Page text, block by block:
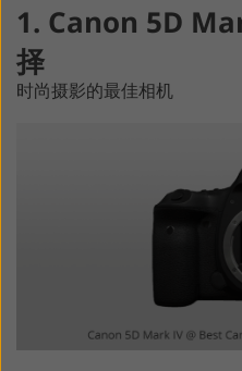
1. Canon 5D
择
时尚摄影的最佳相机